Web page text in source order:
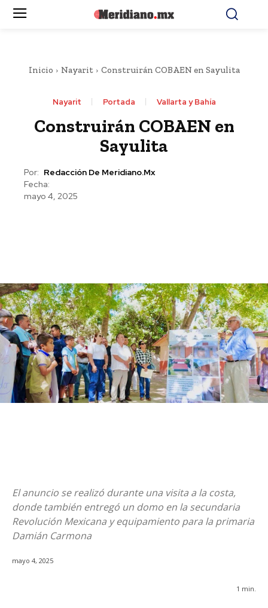
Inicio Nayarit Construirán COBAEN en Sayulita
Nayarit Portada Vallarta y Bahía
Construirán COBAEN en
Sayulita
Por: Redacción De Meridiano.mx
Fecha:
mayo 4, 2025
El anuncio se realizó durante una visita a la costa,
donde también entregó un domo en la secundaria
Revolución Mexicana y equipamiento para la primaria
Damián Carmona
mayo 4, 2025
1 min.